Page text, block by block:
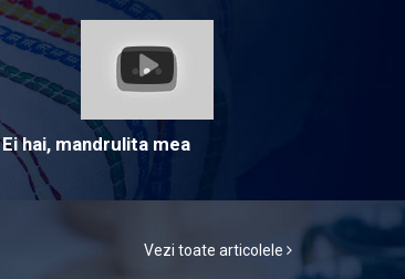
Ei hai, mandrulita mea
Vezi toate articolele